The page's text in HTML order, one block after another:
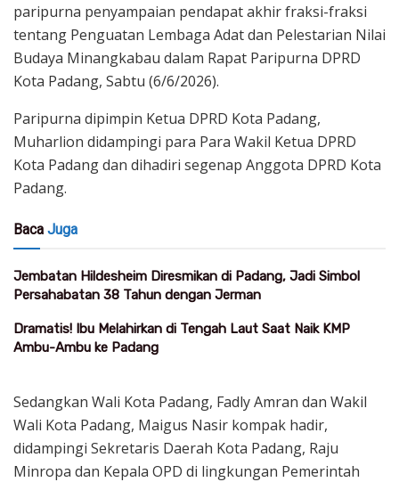
paripurna penyampaian pendapat akhir fraksi-fraksi
tentang Penguatan Lembaga Adat dan Pelestarian Nilai
Budaya Minangkabau dalam Rapat Paripurna DPRD
Kota Padang, Sabtu (6/6/2026).
Paripurna dipimpin Ketua DPRD Kota Padang,
Muharlion didampingi para Para Wakil Ketua DPRD
Kota Padang dan dihadiri segenap Anggota DPRD Kota
Padang.
Baca Juga
Jembatan Hildesheim Diresmikan di Padang, Jadi Simbol
Persahabatan 38 Tahun dengan Jerman
Dramatis! Ibu Melahirkan di Tengah Laut Saat Naik KMP
Ambu-Ambu ke Padang
Sedangkan Wali Kota Padang, Fadly Amran dan Wakil
Wali Kota Padang, Maigus Nasir kompak hadir,
didampingi Sekretaris Daerah Kota Padang, Raju
Minropa dan Kepala OPD di lingkungan Pemerintah